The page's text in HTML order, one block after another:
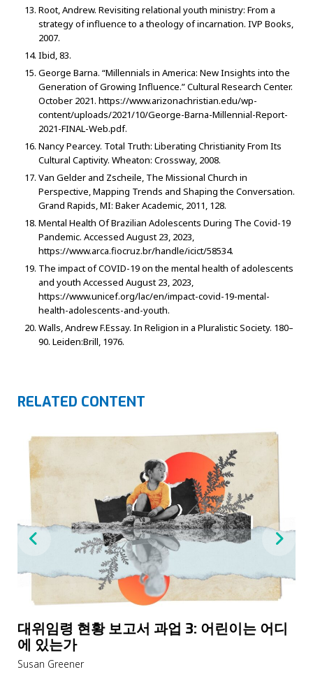
Root, Andrew. Revisiting relational youth ministry: From a
strategy of influence to a theology of incarnation. IVP Books,
2007.
Ibid, 83.
George Barna. “Millennials in America: New Insights into the
Generation of Growing Influence.” Cultural Research Center.
October 2021. https://www.arizonachristian.edu/wp-
content/uploads/2021/10/George-Barna-Millennial-Report-
2021-FINAL-Web.pdf.
Nancy Pearcey. Total Truth: Liberating Christianity From Its
Cultural Captivity. Wheaton: Crossway, 2008.
Van Gelder and Zscheile, The Missional Church in
Perspective, Mapping Trends and Shaping the Conversation.
Grand Rapids, MI: Baker Academic, 2011, 128.
Mental Health Of Brazilian Adolescents During The Covid-19
Pandemic. Accessed August 23, 2023,
https://www.arca.fiocruz.br/handle/icict/58534.
The impact of COVID-19 on the mental health of adolescents
and youth Accessed August 23, 2023,
https://www.unicef.org/lac/en/impact-covid-19-mental-
health-adolescents-and-youth.
Walls, Andrew F.Essay. In Religion in a Pluralistic Society. 180–
90. Leiden:Brill, 1976.
RELATED CONTENT
대위임령 현황 보고서 과업 3: 어린이는 어디
에 있는가
Susan Greener